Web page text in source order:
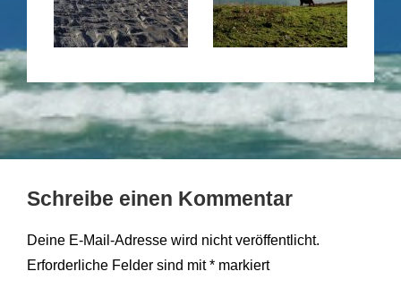
Schreibe einen Kommentar
Deine E-Mail-Adresse wird nicht veröffentlicht.
Erforderliche Felder sind mit* markiert